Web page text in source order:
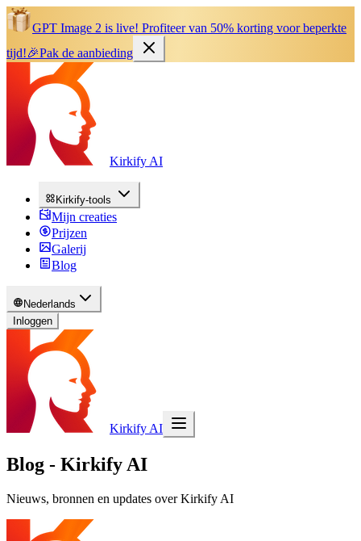
GPT Image 2 is live! Profiteer van 50% korting voor beperkte
tijd!🎉Pak de aanbieding
Kirkify AI
Kirkify-tools
Mijn creaties
Prijzen
Galerij
Blog
Nederlands
Inloggen
Kirkify AI
Blog - Kirkify AI
Nieuws, bronnen en updates over Kirkify AI